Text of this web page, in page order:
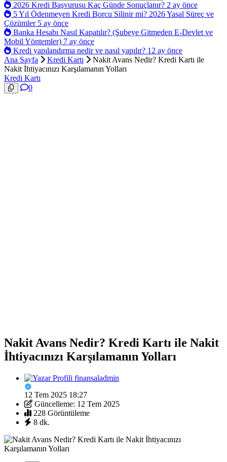
2026 Kredi Başvurusu Kaç Günde Sonuçlanır? 2 ay önce
5 Yıl Ödenmeyen Kredi Borcu Silinir mi? 2026 Yasal Süreç ve
Çözümler 5 ay önce
Banka Hesabı Nasıl Kapatılır? (Şubeye Gitmeden E-Devlet ve
Mobil Yöntemler) 7 ay önce
Kredi yapılandırma nedir ve nasıl yapılır? 12 ay önce
Ana Sayfa
Kredi Kartı
Nakit Avans Nedir? Kredi Kartı ile
Nakit İhtiyacınızı Karşılamanın Yolları
Kredi Kartı
0
Nakit Avans Nedir? Kredi Kartı ile Nakit
İhtiyacınızı Karşılamanın Yolları
finansaladmin
12 Tem 2025 18:27
Güncelleme: 12 Tem 2025
228 Görüntüleme
8 dk.